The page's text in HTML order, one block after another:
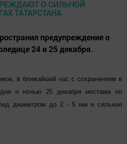
предупреждение о
24 и 25 декабря.
в ближайший час с сохранением в
дня и ночью 25 декабря местами по
диаметром до 2 - 5 мм и сильная